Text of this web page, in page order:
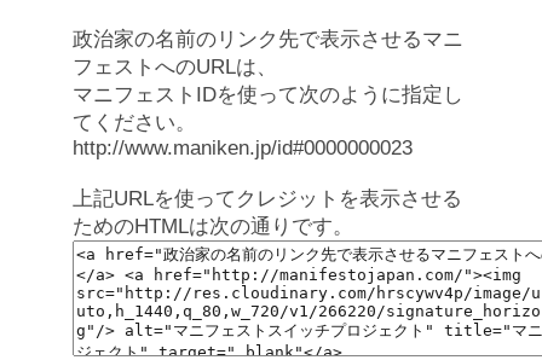
政治家の名前のリンク先で表示させるマニ
フェストへのURLは、
マニフェストIDを使って次のように指定し
てください。
http://www.maniken.jp/id#0000000023
上記URLを使ってクレジットを表示させる
ためのHTMLは次の通りです。